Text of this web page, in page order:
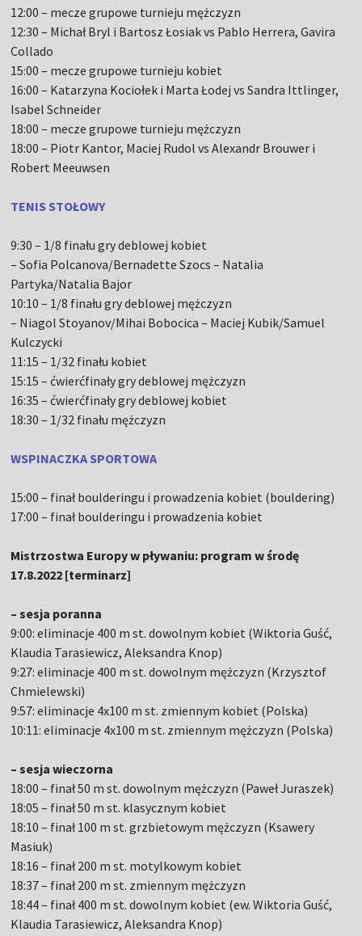
12:00 – mecze grupowe turnieju mężczyzn
12:30 – Michał Bryl i Bartosz Łosiak vs Pablo Herrera, Gavira
Collado
15:00 – mecze grupowe turnieju kobiet
16:00 – Katarzyna Kociołek i Marta Łodej vs Sandra Ittlinger,
Isabel Schneider
18:00 – mecze grupowe turnieju mężczyzn
18:00 – Piotr Kantor, Maciej Rudol vs Alexandr Brouwer i
Robert Meeuwsen
TENIS STOŁOWY
9:30 – 1/8 finału gry deblowej kobiet
– Sofia Polcanova/Bernadette Szocs – Natalia
Partyka/Natalia Bajor
10:10 – 1/8 finału gry deblowej mężczyzn
– Niagol Stoyanov/Mihai Bobocica – Maciej Kubik/Samuel
Kulczycki
11:15 – 1/32 finału kobiet
15:15 – ćwierćfinały gry deblowej mężczyzn
16:35 – ćwierćfinały gry deblowej kobiet
18:30 – 1/32 finału mężczyzn
WSPINACZKA SPORTOWA
15:00 – finał boulderingu i prowadzenia kobiet (bouldering)
17:00 – finał boulderingu i prowadzenia kobiet
Mistrzostwa Europy w pływaniu: program w środę
17.8.2022 [terminarz]
– sesja poranna
9:00: eliminacje 400 m st. dowolnym kobiet (Wiktoria Guść,
Klaudia Tarasiewicz, Aleksandra Knop)
9:27: eliminacje 400 m st. dowolnym mężczyzn (Krzysztof
Chmielewski)
9:57: eliminacje 4x100 m st. zmiennym kobiet (Polska)
10:11: eliminacje 4x100 m st. zmiennym mężczyzn (Polska)
– sesja wieczorna
18:00 – finał 50 m st. dowolnym mężczyzn (Paweł Juraszek)
18:05 – finał 50 m st. klasycznym kobiet
18:10 – finał 100 m st. grzbietowym mężczyzn (Ksawery
Masiuk)
18:16 – finał 200 m st. motylkowym kobiet
18:37 – finał 200 m st. zmiennym mężczyzn
18:44 – finał 400 m st. dowolnym kobiet (ew. Wiktoria Guść,
Klaudia Tarasiewicz, Aleksandra Knop)